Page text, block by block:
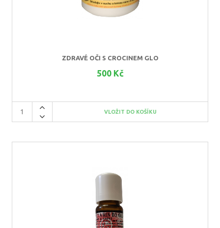
ZDRAVÉ OČI S CROCINEM GLO
500 Kč